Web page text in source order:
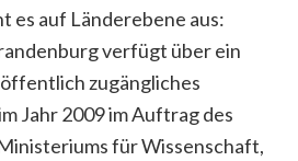
es auf Länderebene aus:
verfügt über ein
zugängliches
Jahr 2009 im Auftrag des
für Wissenschaft,